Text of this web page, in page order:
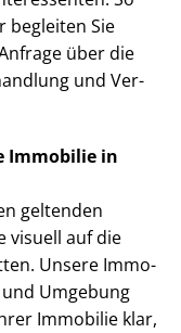
begleiten Sie
über die
und Ver­
Immobilie in
geltenden
visuell auf die
Unsere Im­mo­
Umgebung
Immobilie klar,